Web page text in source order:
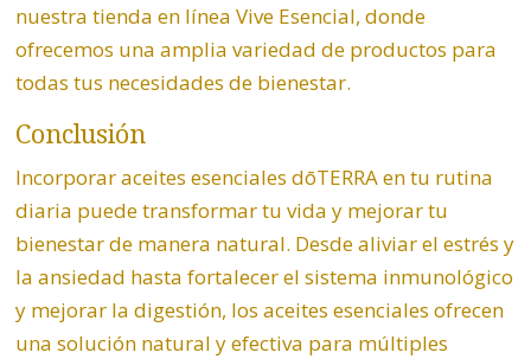
nuestra tienda en línea Vive Esencial, donde
ofrecemos una amplia variedad de productos para
todas tus necesidades de bienestar.
Conclusión
Incorporar aceites esenciales dōTERRA en tu rutina
diaria puede transformar tu vida y mejorar tu
bienestar de manera natural. Desde aliviar el estrés y
la ansiedad hasta fortalecer el sistema inmunológico
y mejorar la digestión, los aceites esenciales ofrecen
una solución natural y efectiva para múltiples